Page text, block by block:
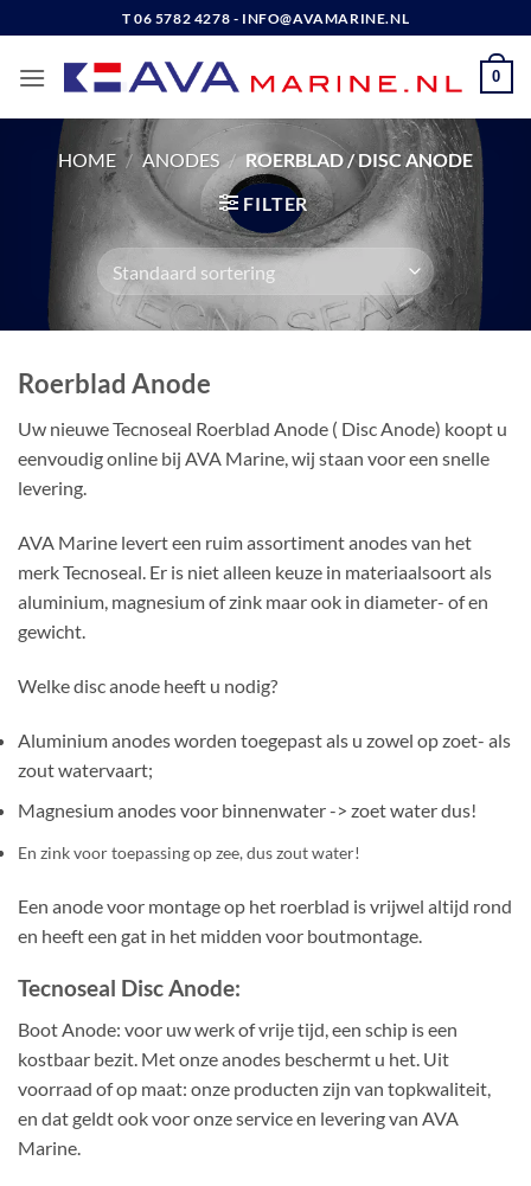
naar
inhoud
T 06 5782 4278 - INFO@AVAMARINE.NL
0
HOME / ANODES / ROERBLAD / DISC ANODE
FILTER
Roerblad Anode
Uw nieuwe Tecnoseal Roerblad Anode ( Disc Anode) koopt u
eenvoudig online bij AVA Marine, wij staan voor een snelle
levering.
AVA Marine levert een ruim assortiment anodes van het
merk Tecnoseal. Er is niet alleen keuze in materiaalsoort als
aluminium, magnesium of zink maar ook in diameter- of en
gewicht.
Welke disc anode heeft u nodig?
Aluminium anodes worden toegepast als u zowel op zoet- als
zout watervaart;
Magnesium anodes voor binnenwater -> zoet water dus!
En zink voor toepassing op zee, dus zout water!
Een anode voor montage op het roerblad is vrijwel altijd rond
en heeft een gat in het midden voor boutmontage.
Tecnoseal Disc Anode:
Boot Anode: voor uw werk of vrije tijd, een schip is een
kostbaar bezit. Met onze anodes beschermt u het. Uit
voorraad of op maat: onze producten zijn van topkwaliteit,
en dat geldt ook voor onze service en levering van AVA
Marine.